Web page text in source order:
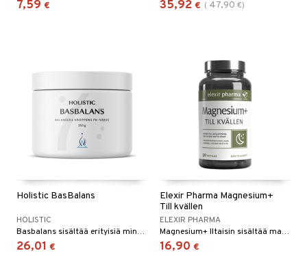
7,59 € 35,92 € ( 47,90 €)
Holistic BasBalans
HOLISTIC
Basbalans sisältää erityisiä mineraaliyhdisteitä kehon pH-arvon tasapainottamiseksi - yksi kehon tärkeimmistä tasapainoista.
26,01 €
Elexir Pharma Magnesium+
Till kvällen
ELEXIR PHARMA
Magnesium+ Iltaisin sisältää magnesiumbisglysinaattia, B6-vitamiinia, GABA:ta ja kamomillauutetta.
16,90 €